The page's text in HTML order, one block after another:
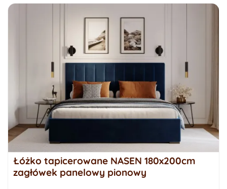
Łóżko tapicerowane NASEN 180x200cm
zagłówek panelowy pionowy